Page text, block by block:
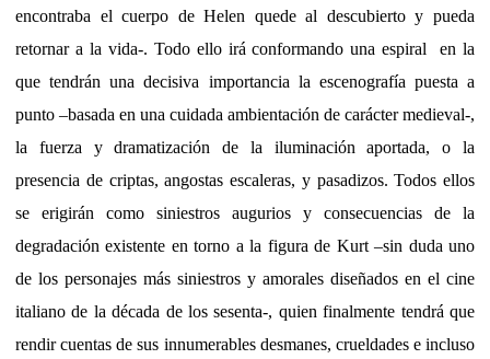
encontraba el cuerpo de Helen quede al descubierto y pueda
retornar a la vida-. Todo ello irá conformando una espiral
en la
que tendrán una decisiva importancia la escenografía puesta a
punto –basada en una cuidada ambientación de carácter medieval-,
la fuerza y dramatización de la iluminación aportada, o la
presencia de criptas, angostas escaleras, y pasadizos. Todos ellos
se erigirán como siniestros augurios y consecuencias de la
degradación existente en torno a la figura de Kurt –sin duda uno
de los personajes más siniestros y amorales diseñados en el cine
italiano de la década de los sesenta-, quien finalmente tendrá que
rendir cuentas de sus innumerables desmanes, crueldades e incluso